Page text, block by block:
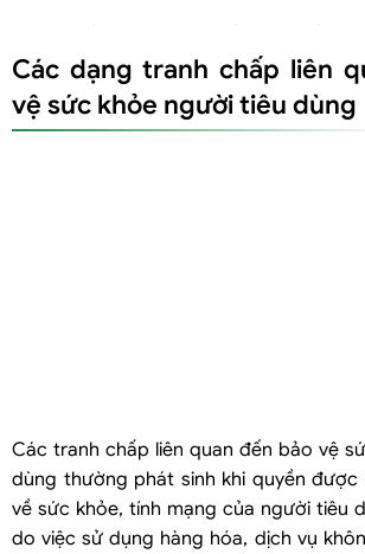
khỏe người tiêu dùng
Không được thương lượng, hòa giải
Trách nhiệm cung cấp thông tin, tài liệu
Các dạng tranh chấp liên
vệ sức khỏe người tiêu dùng
Các tranh chấp liên quan đến bảo vệ
dùng thường phát sinh khi quyền
về sức khỏe, tính mạng của người tiêu
do việc sử dụng hàng hóa, dịch vụ